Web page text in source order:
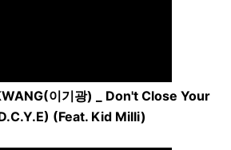
이기광) _ Don't Close Your
(Feat. Kid Milli)